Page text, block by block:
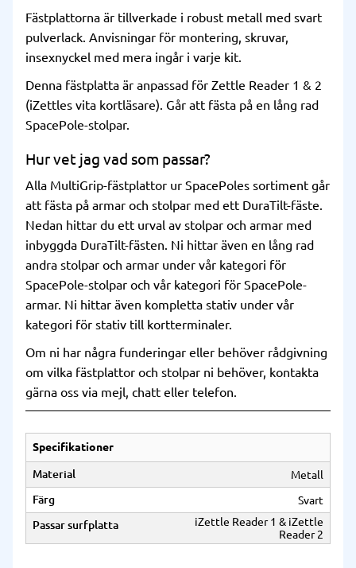
Fästplattorna är tillverkade i robust metall med svart
pulverlack. Anvisningar för montering, skruvar,
insexnyckel med mera ingår i varje kit.
Denna fästplatta är anpassad för Zettle Reader 1 & 2
(iZettles vita kortläsare). Går att fästa på en lång rad
SpacePole-stolpar.
Hur vet jag vad som passar?
Alla MultiGrip-fästplattor ur SpacePoles sortiment går
att fästa på armar och stolpar med ett DuraTilt-fäste.
Nedan hittar du ett urval av stolpar och armar med
inbyggda DuraTilt-fästen. Ni hittar även en lång rad
andra stolpar och armar under vår kategori för
SpacePole-stolpar och vår kategori för SpacePole-
armar. Ni hittar även kompletta stativ under vår
kategori för stativ till kortterminaler.
Om ni har några funderingar eller behöver rådgivning
om vilka fästplattor och stolpar ni behöver, kontakta
gärna oss via mejl, chatt eller telefon.
Specifikationer
Material
Metall
Färg
Svart
Passar surfplatta
iZettle Reader 1 & iZettle
Reader 2